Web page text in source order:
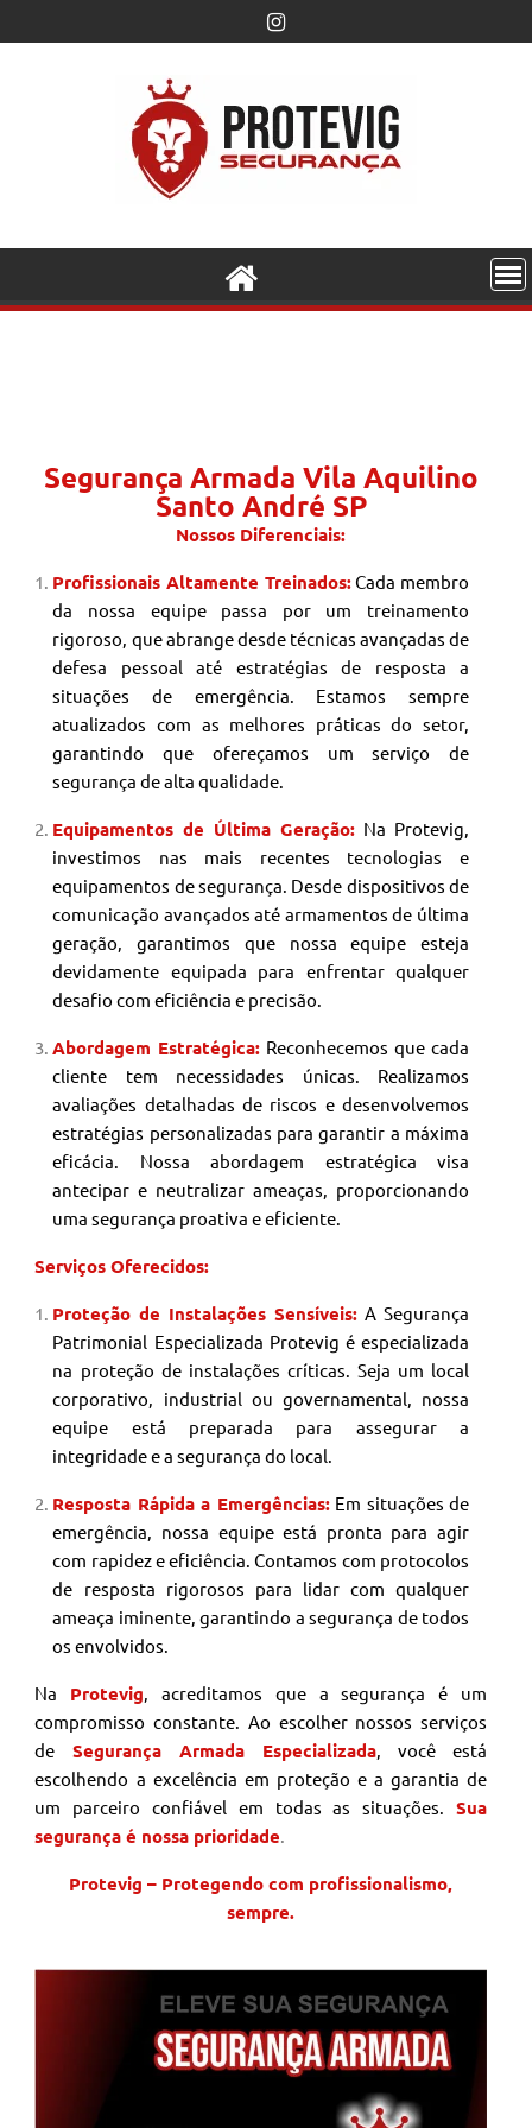
Segurança Armada Vila Aquilino
Santo André SP
Nossos Diferenciais:
Profissionais Altamente Treinados:Cada membro
da nossa equipe passa por um treinamento
rigoroso, que abrange desde técnicas avançadas de
defesa pessoal até estratégias de resposta a
situações de emergência. Estamos sempre
atualizados com as melhores práticas do setor,
garantindo que ofereçamos um serviço de
segurança de alta qualidade.
Equipamentos de Última Geração: Na Protevig,
investimos nas mais recentes tecnologias e
equipamentos de segurança. Desde dispositivos de
comunicação avançados até armamentos de última
geração, garantimos que nossa equipe esteja
devidamente equipada para enfrentar qualquer
desafio com eficiência e precisão.
Abordagem Estratégica: Reconhecemos que cada
cliente tem necessidades únicas. Realizamos
avaliações detalhadas de riscos e desenvolvemos
estratégias personalizadas para garantir a máxima
eficácia. Nossa abordagem estratégica visa
antecipar e neutralizar ameaças, proporcionando
uma segurança proativa e eficiente.
Serviços Oferecidos:
Proteção de Instalações Sensíveis: A Segurança
Patrimonial Especializada Protevig é especializada
na proteção de instalações críticas. Seja um local
corporativo, industrial ou governamental, nossa
equipe está preparada para assegurar a
integridade e a segurança do local.
Resposta Rápida a Emergências: Em situações de
emergência, nossa equipe está pronta para agir
com rapidez e eficiência. Contamos com protocolos
de resposta rigorosos para lidar com qualquer
ameaça iminente, garantindo a segurança de todos
os envolvidos.
Na Protevig , acreditamos que a segurança é um
compromisso constante. Ao escolher nossos serviços
de
Segurança Armada Especializada, você está
escolhendo a excelência em proteção e a garantia de
um parceiro confiável em todas as situações.
Sua
segurança é nossa prioridade
Protevig – Protegendo com profissionalismo,
sempre.